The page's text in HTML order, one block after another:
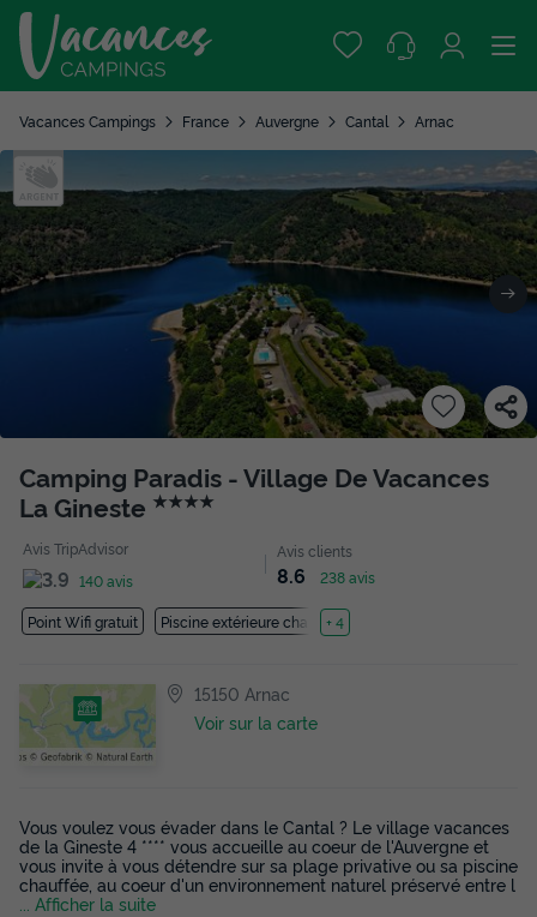
Vacances Campings France Auvergne Cantal Arnac
Camping Paradis - Village De Vacances
La Gineste ★★★★
Avis TripAdvisor
140 avis
Avis clients
8.6 238 avis
Point Wifi gratuit Piscine extérieure chauffée
+ 4
15150 Arnac
Voir sur la carte
Vous voulez vous évader dans le Cantal ? Le village vacances
de la Gineste 4 **** vous accueille au coeur de l'Auvergne et
vous invite à vous détendre sur sa plage privative ou sa piscine
chauffée, au coeur d'un environnement naturel préservé entre l
... Afficher la suite